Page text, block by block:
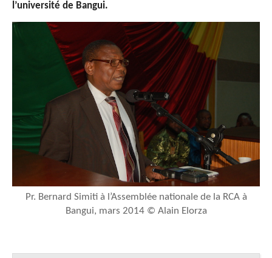
l’université de Bangui.
Pr. Bernard Simiti à l’Assemblée nationale de la RCA à
Bangui, mars 2014 © Alain Elorza